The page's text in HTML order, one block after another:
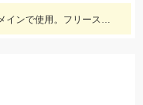
タイラバはタングステンの80～90ｇメインで使用。フリースライドタングステンの反応◎ボトムを丁寧に探ることがキモでした。